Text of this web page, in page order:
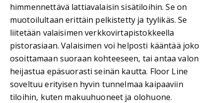
himmennettävä lattiavalaisin sisätiloihin. Se on
muotoilultaan erittäin pelkistetty ja tyylikäs. Se
liitetään valaisimen verkkovirtapistokkeella
pistorasiaan. Valaisimen voi helposti kääntää joko
osoittamaan suoraan kohteeseen, tai antaa valon
heijastua epäsuorasti seinän kautta. Floor Line
soveltuu erityisen hyvin tunnelmaa kaipaaviin
tiloihin, kuten makuuhuoneet ja olohuone.